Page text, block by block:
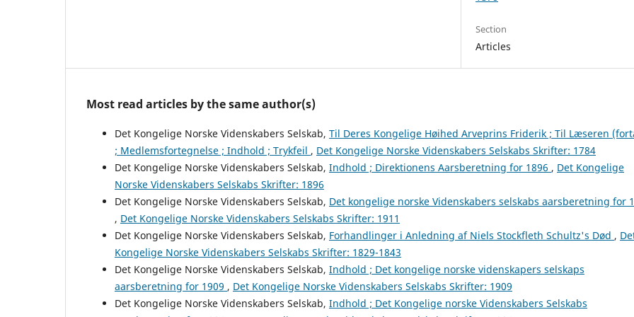
Section
Articles
Most read articles by the same author(s)
Det Kongelige Norske Videnskabers Selskab, Til Deres Kongelige Høihed Arveprins Friderik ; Til Læseren
; Medlemsfortegnelse ; Indhold ; Trykfeil , Det Kongelige Norske Videnskabers Selskabs Skrifter: 1784
Det Kongelige Norske Videnskabers Selskab, Indhold ; Direktionens Aarsberetning for 1896 , Det Kongelige
Norske Videnskabers Selskabs Skrifter: 1896
Det Kongelige Norske Videnskabers Selskab, Det kongelige norske Videnskabers selskabs aarsberetning for
, Det Kongelige Norske Videnskabers Selskabs Skrifter: 1911
Det Kongelige Norske Videnskabers Selskab, Forhandlinger i Anledning af Niels Stockfleth Schultz's Død ,
Kongelige Norske Videnskabers Selskabs Skrifter: 1829-1843
Det Kongelige Norske Videnskabers Selskab, Indhold ; Det kongelige norske videnskapers selskaps
aarsberetning for 1909 , Det Kongelige Norske Videnskabers Selskabs Skrifter: 1909
Det Kongelige Norske Videnskabers Selskab, Indhold ; Det Kongelige norske Videnskabers Selskabs